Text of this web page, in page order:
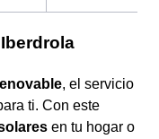
, el servicio
ti. Con este
en tu hogar o